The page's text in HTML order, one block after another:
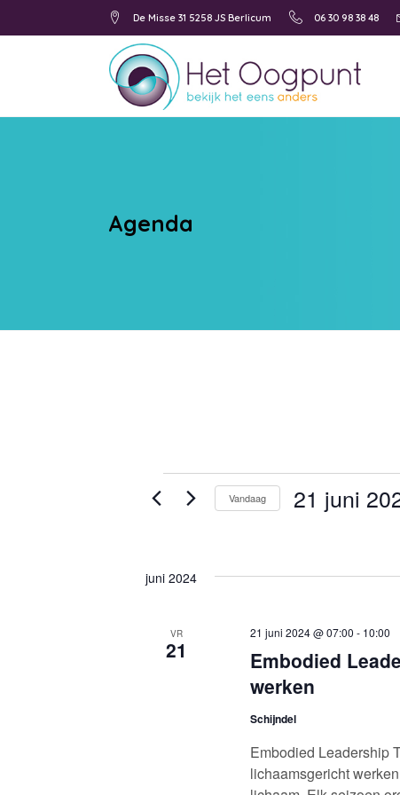
De Misse 31 5258 JS Berlicum 06 30 98 38 48
Agenda
Vandaag 21 juni
juni 2024
VR
21
Embodied
werken
21 juni 2024 @ 07:00 - 10:00
Schijndel
Embodied Leadership
lichaamsgericht